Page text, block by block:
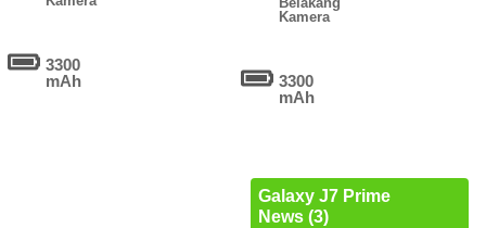
3300
mAh
Kamera
3300
mAh
Galaxy J7 Prime
News (3)